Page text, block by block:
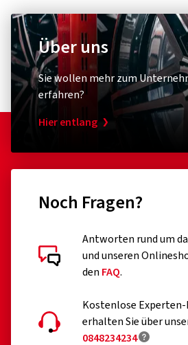
Über uns
Sie wollen mehr zum
erfahren?
Hier entlang
Noch Fragen?
Antworten rund um
und unseren
den FAQ.
Kostenlose
erhalten Sie über
0848234234